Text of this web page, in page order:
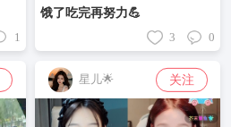
1
饿了吃完再努力💪
3 0
星儿🌟 关注